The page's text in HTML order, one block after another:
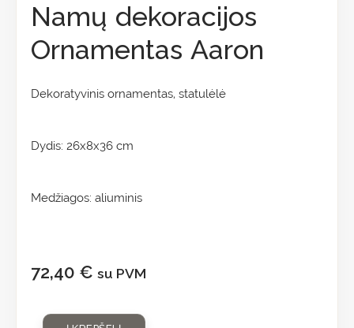
Namų dekoracijos
Ornamentas Aaron
Dekoratyvinis ornamentas, statulėlė
Dydis: 26x8x36 cm
Medžiagos: aliuminis
72,40 € su PVM